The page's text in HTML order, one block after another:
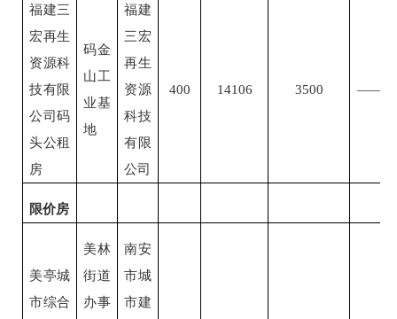
福建三
宏再生
资源科
技有限
公司码
头公租
房
码金
山工
业基
地
福建
三宏
再生
资源
科技
有限
公司
400 14106 3500 ——
限价房
美亭城
市综合
美林
街道
办事
南安
市城
市建